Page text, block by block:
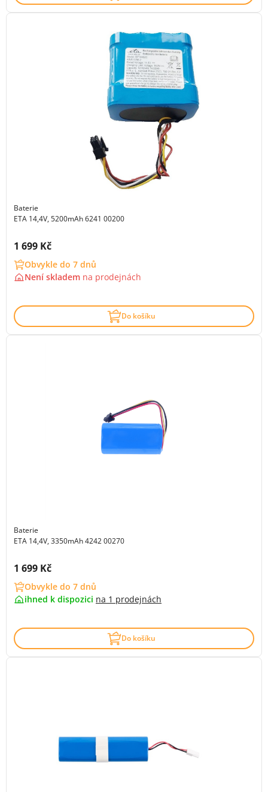
Baterie
ETA 14,4V, 5200mAh 6241 00200
Cena s DPH:
1 699 Kč
Obvykle do 7 dnů
Není skladem na prodejnách
Do košíku
Baterie
ETA 14,4V, 3350mAh 4242 00270
Cena s DPH:
1 699 Kč
Obvykle do 7 dnů
ihned k dispozici na 1 prodejnách
Do košíku